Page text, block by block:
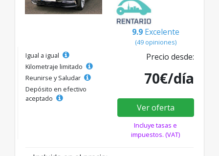
9.9 Excelente
(49 opiniones)
Igual a igual
Kilometraje limitado
Reunirse y Saludar
Depósito en efectivo
aceptado
Precio desde:
70€/día
Ver oferta
Incluye tasas e
impuestos. (VAT)